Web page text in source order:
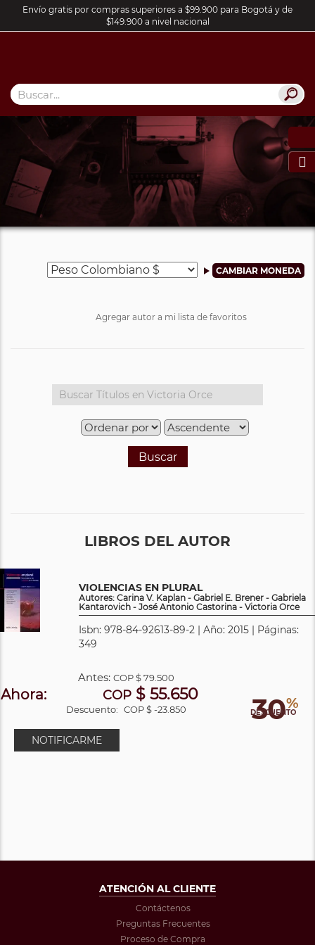
Envío gratis por compras superiores a $99.900 para Bogotá y de
$149.900 a nivel nacional

Agregar autor a mi lista de favoritos
Buscar
LIBROS DEL AUTOR
VIOLENCIAS EN PLURAL
Autores: Carina V. Kaplan - Gabriel E. Brener - Gabriela
Kantarovich - José Antonio Castorina - Victoria Orce
Isbn: 978-84-92613-89-2 | Año: 2015 | Páginas:
349
30%
DESCUENTO
Antes: COP$ 79.500
Ahora: COP $ 55.650
Descuento: COP $ -23.850
NOTIFICARME
ATENCIÓN AL CLIENTE
Contáctenos
Preguntas Frecuentes
Proceso de Compra